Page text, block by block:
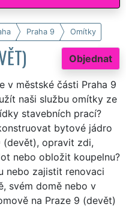
Praha 9 Omítky
Objednat
v městské části Praha 9
naši službu omítky ze
stavebních prací?
bytové jádro
(devět), opravit zdi,
nebo obložit koupelnu?
nebo zajistit renovaci
svém domě nebo v
na Praze 9 (devět)